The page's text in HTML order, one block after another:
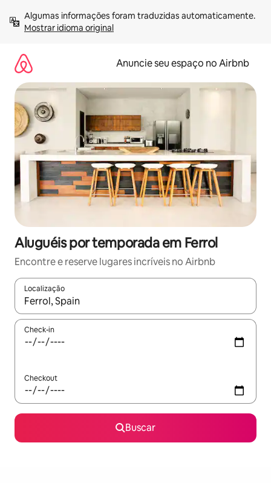
para
Mostrar idioma original
Anuncie seu espaço no Airbnb
Aluguéis por temporada em Ferrol
Encontre e reserve lugares incríveis no Airbnb
Localização
Quando os resultados estiverem disponíveis, explore-os
Check-in
Checkout
Buscar